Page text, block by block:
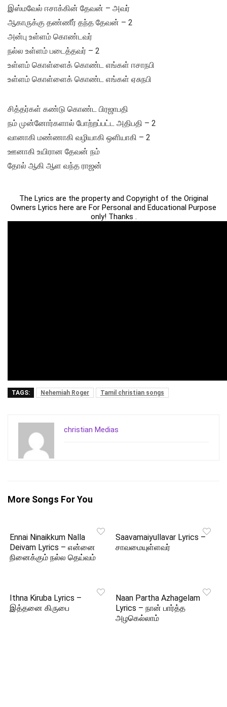
இஸ்மவேல் ஈசாக்கின் தேவன் – அவர்
ஆகாருக்கு தண்ணீர் தந்த தேவன் – 2
அன்பு உள்ளம் கொண்டவர்
நல்ல உள்ளம் படைத்தவர் – 2
உள்ளம் கொள்ளைக் கொண்ட எங்கள் ஈசாநபி
உள்ளம் கொள்ளைக் கொண்ட எங்கள் ஏசுநபி
சித்தர்கள் கண்டு கொண்ட பிரஜாபதி
நம் முன்னோர்களால் போற்றப்பட்ட அதிபதி – 2
வானாகி மண்ணாகி வழியாகி ஒளியாகி – 2
ஊனாகி உயிரான தேவன் நம்
தோல் ஆகி ஆள வந்த ராஜன்
The Lyrics are the property and Copyright of the Original
Owners Lyrics here are For Personal and Educational Purpose
only! Thanks .
TAGS: Nehemiah Roger Tamil christian songs
christian Medias
More Songs For You
Ennai Ninaikkum Nalla
Deivam Lyrics – என்னை
நினைக்கும் நல்ல தெய்வம்
Saavamaiyullavar Lyrics –
சாவமையுள்ளவர்
Ithna Kiruba Lyrics –
இத்தனை கிருபை
Naan Partha Azhagelam
Lyrics – நான் பார்த்த
அழகெல்லாம்